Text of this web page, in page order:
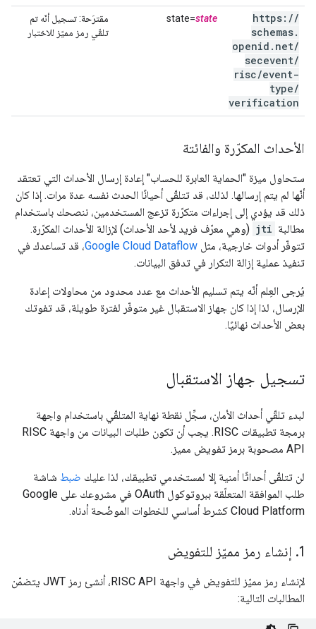
https: //
schemas.
openid . net/
secevent/
risc/event-
type/
verification
state=state مقترَحة: تسجيل أنّه تم
تلقّي رمز مميّز للاختبار
الأحداث المكرّرة والفائتة
ستحاول ميزة "الحماية العابرة للحساب" إعادة إرسال الأحداث التي تعتقد
أنّها لم يتم إرسالها. لذلك، قد تتلقّى أحيانًا الحدث نفسه عدة مرات. إذا كان
ذلك قد يؤدي إلى إجراءات متكرّرة تزعج المستخدمين، ننصحك باستخدام
مطالبة jti (وهي معرّف فريد لأحد الأحداث) لإزالة الأحداث المكرّرة.
تتوفّر أدوات خارجية، مثل Google Cloud Dataflow، قد تساعدك في
تنفيذ عملية إزالة التكرار في تدفق البيانات.
يُرجى العِلم أنّه يتم تسليم الأحداث مع عدد محدود من محاولات إعادة
الإرسال، لذا إذا كان جهاز الاستقبال غير متوفّر لفترة طويلة، قد تفوتك
بعض الأحداث نهائيًا.
تسجيل جهاز الاستقبال
لبدء تلقّي أحداث الأمان، سجِّل نقطة نهاية المتلقّي باستخدام واجهة
برمجة تطبيقات RISC. يجب أن تكون طلبات البيانات من واجهة RISC
API مصحوبة برمز تفويض مميز.
لن تتلقّى أحداثًا أمنية إلا لمستخدمي تطبيقك، لذا عليك ضبط شاشة
طلب الموافقة المتعلّقة ببروتوكول OAuth في مشروعك على Google
Cloud Platform كشرط أساسي للخطوات الموضّحة أدناه.
1
. إنشاء رمز مميّز للتفويض
لإنشاء رمز مميّز للتفويض في واجهة RISC API، أنشئ رمز JWT يتضمّن
المطالبات التالية: